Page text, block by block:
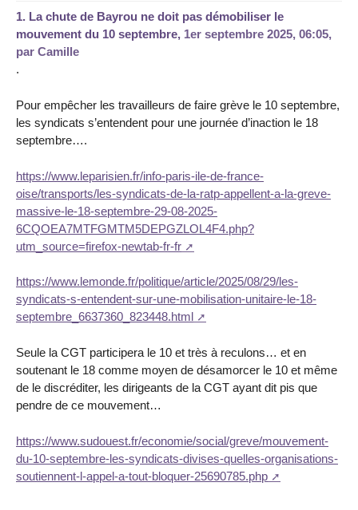
1. La chute de Bayrou ne doit pas démobiliser le
mouvement du 10 septembre, 1er septembre 2025, 06:05,
par Camille
.
Pour empêcher les travailleurs de faire grève le 10 septembre,
les syndicats s’entendent pour une journée d’inaction le 18
septembre….
https://www.leparisien.fr/info-paris-ile-de-france-
oise/transports/les-syndicats-de-la-ratp-appellent-a-la-greve-
massive-le-18-septembre-29-08-2025-
6CQOEA7MTFGMTM5DEPGZLOL4F4.php?
utm_source=firefox-newtab-fr-fr
https://www.lemonde.fr/politique/article/2025/08/29/les-
syndicats-s-entendent-sur-une-mobilisation-unitaire-le-18-
septembre_6637360_823448.html
Seule la CGT participera le 10 et très à reculons… et en
soutenant le 18 comme moyen de désamorcer le 10 et même
de le discréditer, les dirigeants de la CGT ayant dit pis que
pendre de ce mouvement…
https://www.sudouest.fr/economie/social/greve/mouvement-
du-10-septembre-les-syndicats-divises-quelles-organisations-
soutiennent-l-appel-a-tout-bloquer-25690785.php